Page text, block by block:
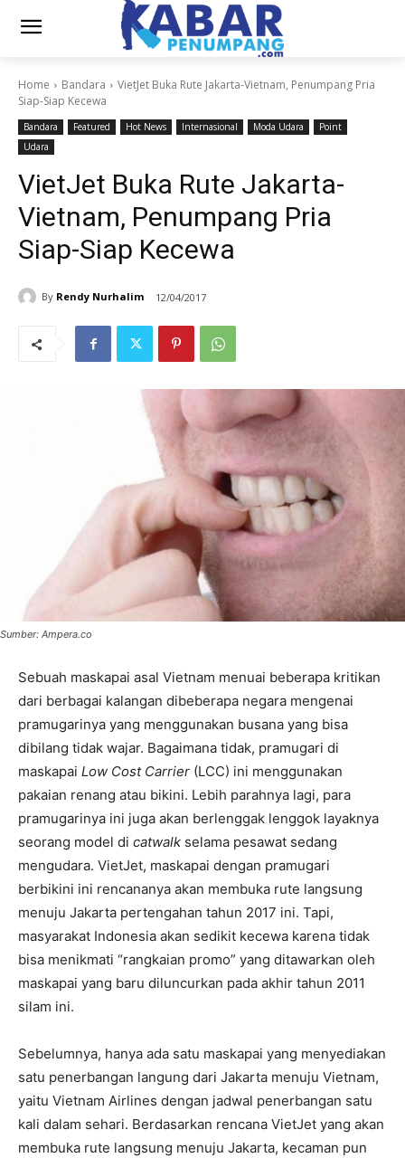
Home Bandara
VietJet Buka Rute Jakarta-Vietnam, Penumpang Pria
Siap-Siap Kecewa
Bandara Featured Hot News Internasional Moda Udara
Point
Udara
VietJet Buka Rute Jakarta-
Vietnam, Penumpang Pria
Siap-Siap Kecewa
By Rendy Nurhalim 12/04/2017
Sumber: Ampera.co
Sebuah maskapai asal Vietnam menuai beberapa kritikan
dari berbagai kalangan dibeberapa negara mengenai
pramugarinya yang menggunakan busana yang bisa
dibilang tidak wajar. Bagaimana tidak, pramugari di
maskapai Low Cost Carrier (LCC) ini menggunakan
pakaian renang atau bikini. Lebih parahnya lagi, para
pramugarinya ini juga akan berlenggak lenggok layaknya
seorang model di catwalk selama pesawat sedang
mengudara. VietJet, maskapai dengan pramugari
berbikini ini rencananya akan membuka rute langsung
menuju Jakarta pertengahan tahun 2017 ini. Tapi,
masyarakat Indonesia akan sedikit kecewa karena tidak
bisa menikmati “rangkaian promo” yang ditawarkan oleh
maskapai yang baru diluncurkan pada akhir tahun 2011
silam ini.
Sebelumnya, hanya ada satu maskapai yang menyediakan
satu penerbangan langung dari Jakarta menuju Vietnam,
yaitu Vietnam Airlines dengan jadwal penerbangan satu
kali dalam sehari. Berdasarkan rencana VietJet yang akan
membuka rute langsung menuju Jakarta, kecaman pun